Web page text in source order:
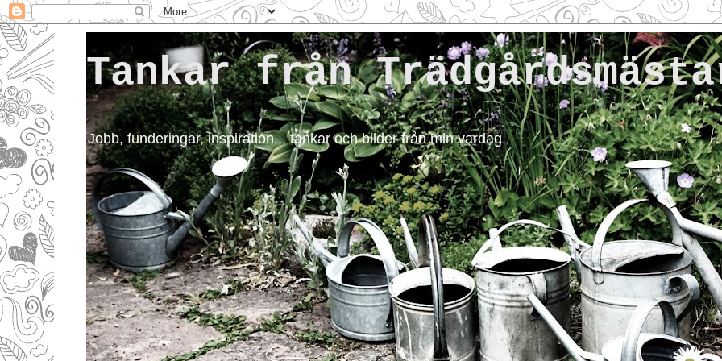
Tankar från
Jobb, funderingar, inspiration... tankar och bilder från min vardag.